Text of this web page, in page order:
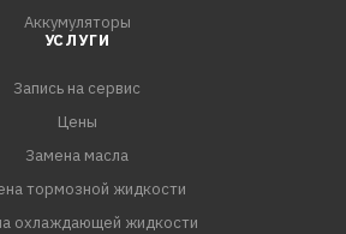
Аккумуляторы
УСЛУГИ
Запись на сервис
Цены
Замена масла
тормозной жидкости
охлаждающей жидкости